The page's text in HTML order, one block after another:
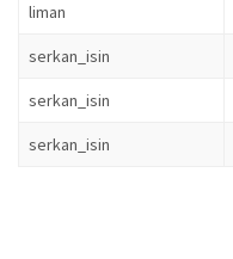
liman
serkan_isin
serkan_isin
serkan_isin